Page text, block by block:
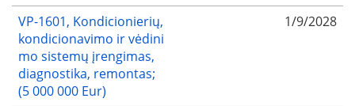
VP-1601, Kondicionierių,
kondicionavimo ir vėdini
mo sistemų įrengimas,
diagnostika, remontas;
(5 000 000 Eur)
1/9/2028